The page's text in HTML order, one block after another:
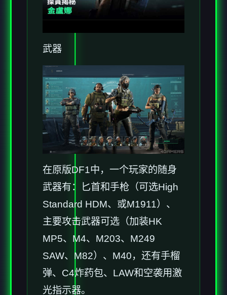
武器
在原版DF1中，一个玩家的随身
武器有：匕首和手枪（可选High
Standard HDM、或M1911）、
主要攻击武器可选（加装HK
MP5、M4、M203、M249
SAW、M82）、M40，还有手榴
弹、C4炸药包、LAW和空袭用激
光指示器。